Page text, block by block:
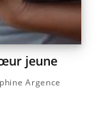
jeune
Argence